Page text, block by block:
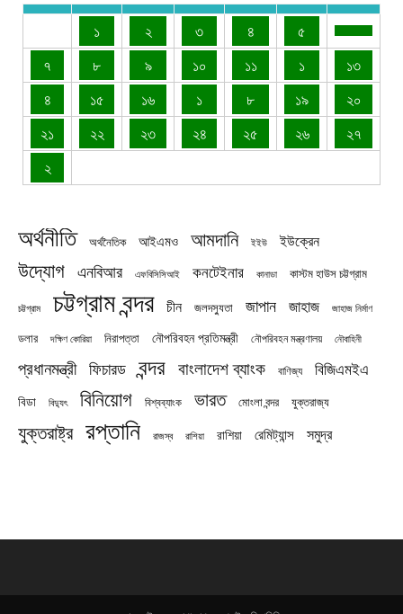
১ ২ ৩ ৪
৫
৭
৮ ৯ ১০ ১১ ১
১৩
৪
১৫ ১৬ ১ ৮ ১৯
২০
২১
২২ ২৩ ২৪ ২৫ ২৬
২৭
২
অর্থনীতি অর্থনৈতিক আইএমও আমদানি ইইউ ইউক্রেন
উদ্যোগ এনবিআর এফবিসিসিআই কনটেইনার কানাডা কাস্টম হাউস চট্টগ্রাম
চট্টগ্রাম চট্টগ্রাম বন্দর চীন জলদস্যুতা জাপান জাহাজ জাহাজ নির্মাণ
ডলার দক্ষিণ কোরিয়া নিরাপত্তা নৌপরিবহন প্রতিমন্ত্রী নৌপরিবহন মন্ত্রণালয় নৌবাহিনী
প্রধানমন্ত্রী ফিচারড বন্দর বাংলাদেশ ব্যাংক বাণিজ্য বিজিএমইএ
বিডা বিদ্যুৎ বিনিয়োগ বিশ্বব্যাংক ভারত মোংলা বন্দর যুক্তরাজ্য
যুক্তরাষ্ট্র রপ্তানি রাজস্ব রাশিয়া রাশিয়া রেমিট্যান্স সমুদ্র